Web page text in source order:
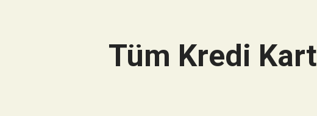
Tüm Kredi